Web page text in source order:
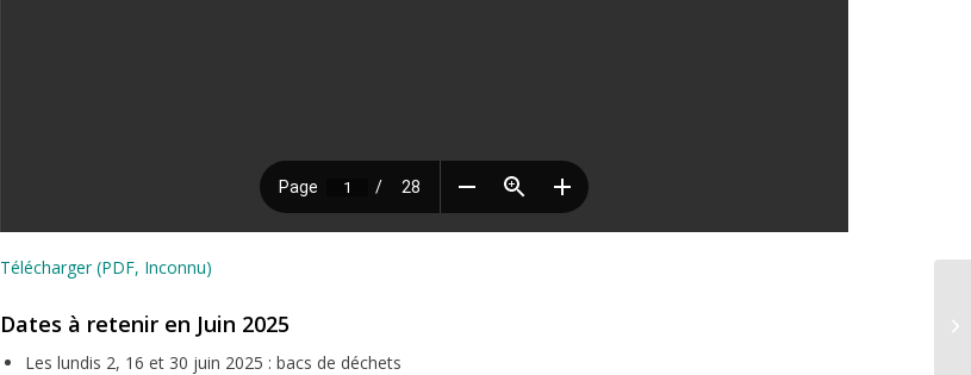
Télécharger (PDF, Inconnu)
Dates à retenir en Juin 2025
Les lundis 2, 16 et 30 juin 2025 : bacs de déchets